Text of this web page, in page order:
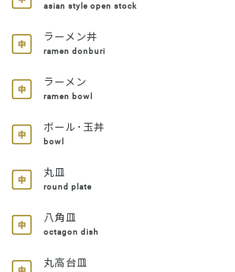
asian style open stock
ラーメン丼
ramen donburi
ラーメン
ramen bowl
ボール･玉丼
bowl
丸皿
round plate
八角皿
octagon dish
丸高台皿